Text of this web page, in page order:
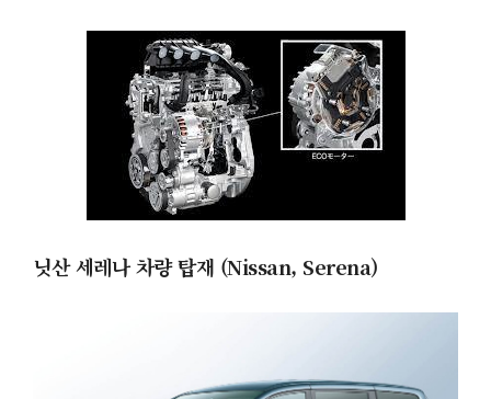
닛산 세레나 차량탑재 (Nissan, Serena)